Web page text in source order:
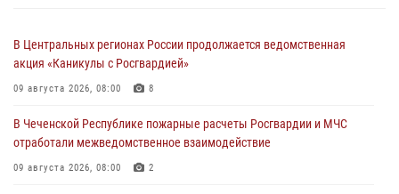
В Центральных регионах России продолжается ведомственная
акция «Каникулы с Росгвардией»
09 августа 2026, 08:00 8
В Чеченской Республике пожарные расчеты Росгвардии и МЧС
отработали межведомственное взаимодействие
09 августа 2026, 08:00 2